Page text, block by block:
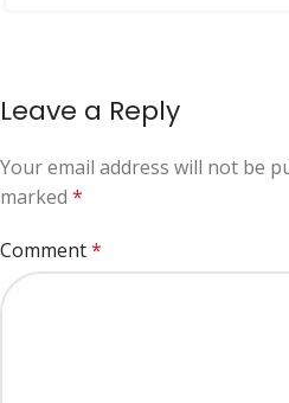
Leave a Reply
Your email address will not be
marked *
Comment*